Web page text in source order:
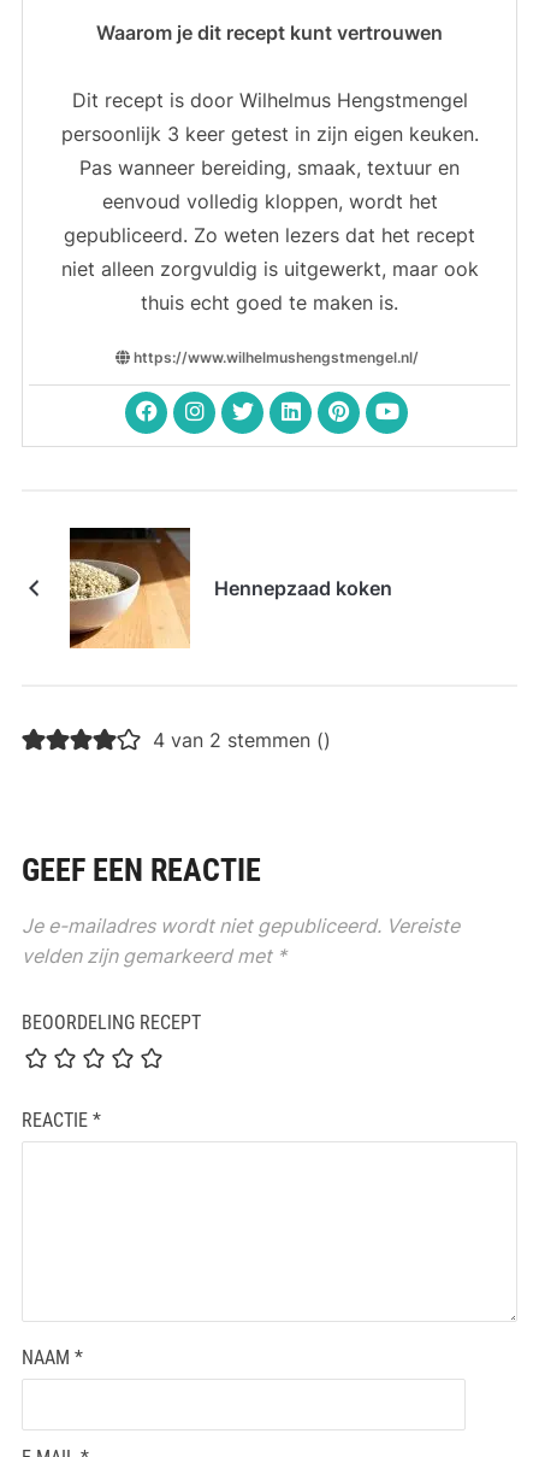
Waarom je dit recept kunt vertrouwen
Dit recept is door Wilhelmus Hengstmengel
persoonlijk 3 keer getest in zijn eigen keuken.
Pas wanneer bereiding, smaak, textuur en
eenvoud volledig kloppen, wordt het
gepubliceerd. Zo weten lezers dat het recept
niet alleen zorgvuldig is uitgewerkt, maar ook
thuis echt goed te maken is.
https://www.wilhelmushengstmengel.nl/
Hennepzaad koken
4 van 2 stemmen ()
GEEF EEN REACTIE
Je e-mailadres wordt niet gepubliceerd. Vereiste
velden zijn gemarkeerd met *
BEOORDELING RECEPT
REACTIE *
NAAM *